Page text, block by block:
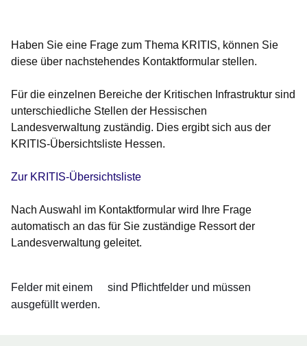
Haben Sie eine Frage zum Thema KRITIS, können Sie
diese über nachstehendes Kontaktformular stellen.
Für die einzelnen Bereiche der Kritischen Infrastruktur sind
unterschiedliche Stellen der Hessischen
Landesverwaltung zuständig. Dies ergibt sich aus der
KRITIS-Übersichtsliste Hessen.
Zur KRITIS-Übersichtsliste
Nach Auswahl im Kontaktformular wird Ihre Frage
automatisch an das für Sie zuständige Ressort der
Landesverwaltung geleitet.
Felder mit einem
sind Pflichtfelder und müssen
ausgefüllt werden.